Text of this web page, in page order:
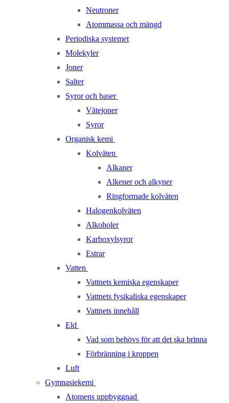
Neutroner
Atommassa och mängd
Periodiska systemet
Molekyler
Joner
Salter
Syror och baser
Vätejoner
Syror
Organisk kemi
Kolväten
Alkaner
Alkener och alkyner
Ringformade kolväten
Halogenkolväten
Alkoholer
Karboxylsyror
Estrar
Vatten
Vattnets kemiska egenskaper
Vattnets fysikaliska egenskaper
Vattnets innehåll
Eld
Vad som behövs för att det ska brinna
Förbränning i kroppen
Luft
Gymnasiekemi
Atomens uppbyggnad